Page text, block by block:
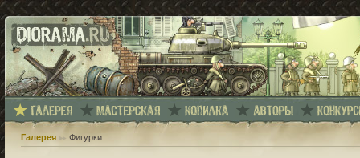
Галерея Фигурки